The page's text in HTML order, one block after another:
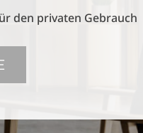
den privaten Gebrauch